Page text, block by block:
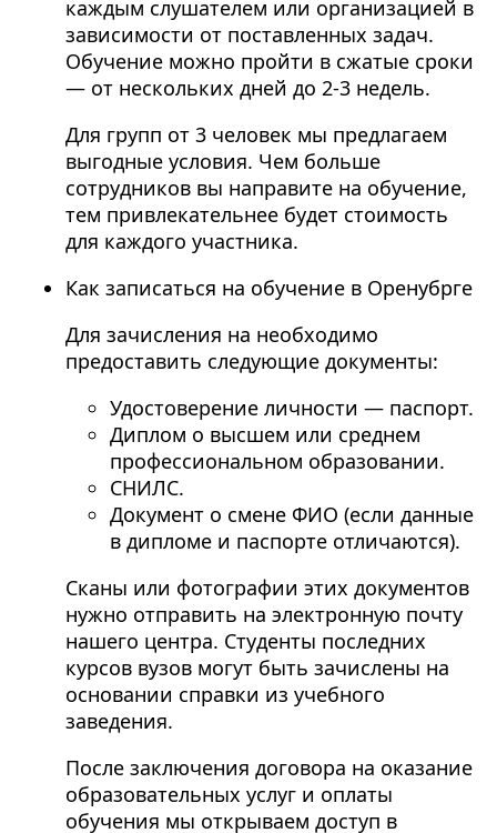
каждым слушателем или организацией в
зависимости от поставленных задач.
Обучение можно пройти в сжатые сроки
— от нескольких дней до 2-3 недель.
Для групп от 3 человек мы предлагаем
выгодные условия. Чем больше
сотрудников вы направите на обучение,
тем привлекательнее будет стоимость
для каждого участника.
Как записаться на обучение в Оренубрге
Для зачисления на необходимо
предоставить следующие документы:
Удостоверение личности — паспорт.
Диплом о высшем или среднем
профессиональном образовании.
СНИЛС.
Документ о смене ФИО (если данные
в дипломе и паспорте отличаются).
Сканы или фотографии этих документов
нужно отправить на электронную почту
нашего центра. Студенты последних
курсов вузов могут быть зачислены на
основании справки из учебного
заведения.
После заключения договора на оказание
образовательных услуг и оплаты
обучения мы открываем доступ в